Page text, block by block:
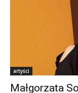
artyści
Małgorzata